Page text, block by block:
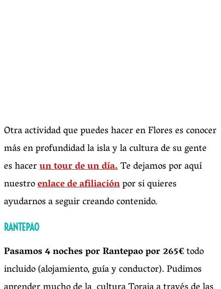
Otra actividad que puedes hacer en Flores es conocer
más en profundidad la isla y la cultura de su gente
es hacerun tour de un día.Te dejamos por aquí
nuestroenlace de afiliaciónpor si quieres
ayudarnos a seguir creando contenido.
RANTEPAO
Pasamos 4 noches por Rantepao por 265€todo
incluido (alojamiento, guía y conductor). Pudimos